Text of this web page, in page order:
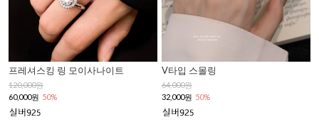
프레셔스킹 링 모이사나이트
120,000원
60,000원 50%
V타입 스몰링
64,000원
32,000원 50%